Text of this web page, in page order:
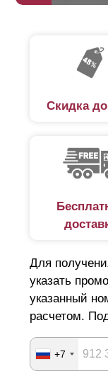
Скидка
Для
указать
указанный
расчетом.
+7